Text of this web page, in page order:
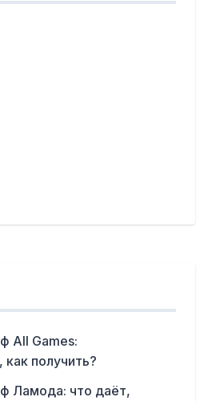
All Games:
получить?
Ламода: что даёт,